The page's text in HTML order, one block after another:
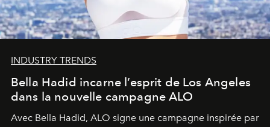
INDUSTRY TRENDS
Bella Hadid incarne l’esprit de Los Angeles
dans la nouvelle campagne ALO
Avec Bella Hadid, ALO signe une campagne inspirée par